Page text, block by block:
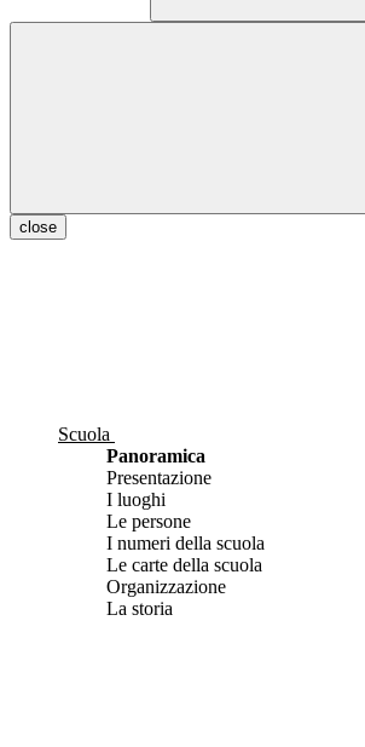
close
Scuola
Panoramica
Presentazione
I luoghi
Le persone
I numeri della scuola
Le carte della scuola
Organizzazione
La storia